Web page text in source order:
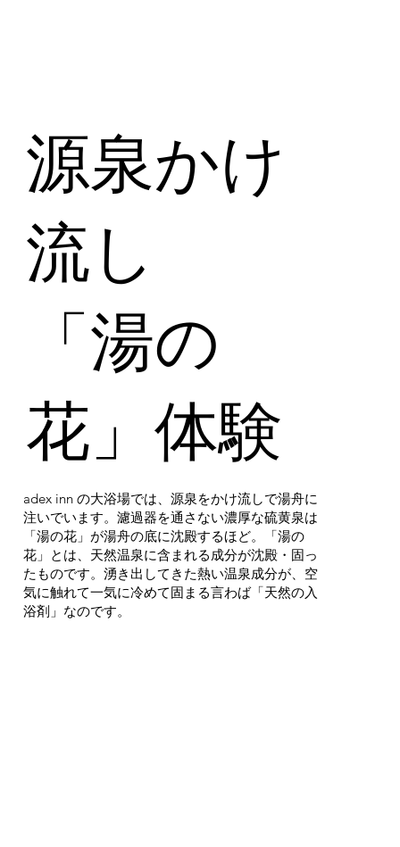
源泉かけ
流し
「湯の
花」体験
adex inn の大浴場では、源泉をかけ流しで湯舟に
注いでいます。濾過器を通さない濃厚な硫黄泉は
「湯の花」が湯舟の底に沈殿するほど。「湯の
花」とは、天然温泉に含まれる成分が沈殿・固っ
たものです。湧き出してきた熱い温泉成分が、空
気に触れて一気に冷めて固まる言わば「天然の入
浴剤」なのです。